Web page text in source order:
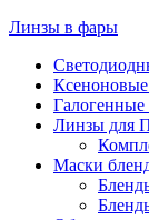
Линзы в фары
Линзы для
Маски